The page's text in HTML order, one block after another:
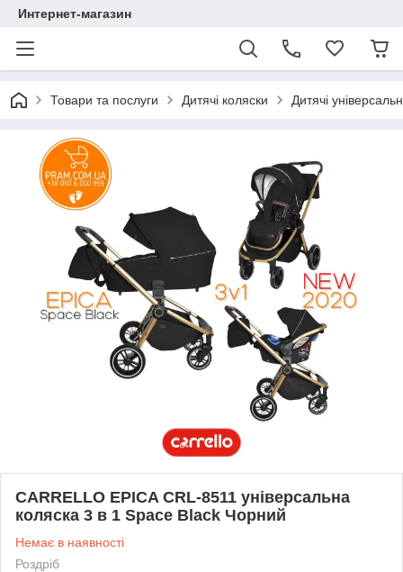
Интернет-магазин
Товари та послуги Дитячі коляски Дитячі
CARRELLO EPICA CRL-8511 універсальна
коляска 3 в 1 Space Black Чорний
Немає в наявності
Роздріб